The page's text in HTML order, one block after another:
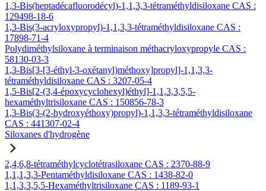
1,3-Bis(heptadécafluorodécyl)-1,1,3,3-tétraméthyldisiloxane CAS :
129498-18-6
1,3-Bis(3-acryloxypropyl)-1,1,3,3-tétraméthyldisiloxane CAS :
17898-71-4
Polydiméthylsiloxane à terminaison méthacryloxypropyle CAS :
58130-03-3
1,3-Bis[3-[3-éthyl-3-oxétanyl)méthoxy]propyl]-1,1,3,3-
tétraméthyldisiloxane CAS : 3207-05-4
1,5-Bis[2-(3,4-époxycyclohexyl)éthyl]-1,1,3,3,5,5-
hexaméthyltrisiloxane CAS : 150856-78-3
1,3-Bis(3-(2-hydroxyéthoxy)propyl)-1,1,3,3-tétraméthyldisiloxane
CAS : 441307-02-4
Siloxanes d'hydrogène
2,4,6,8-tétraméthylcyclotétrasiloxane CAS : 2370-88-9
1,1,1,3,3-Pentaméthyldisiloxane CAS : 1438-82-0
1,1,3,3,5,5-Hexaméthyltrisiloxane CAS : 1189-93-1